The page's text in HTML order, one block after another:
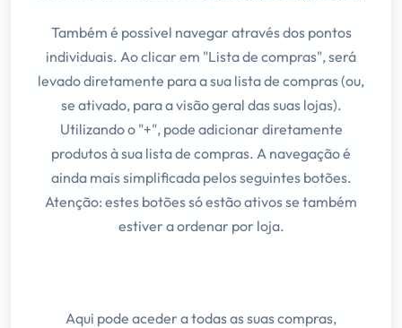
Também é possível navegar através dos pontos
individuais. Ao clicar em "Lista de compras", será
levado diretamente para a sua lista de compras (ou,
se ativado, para a visão geral das suas lojas).
Utilizando o "+", pode adicionar diretamente
produtos à sua lista de compras. A navegação é
ainda mais simplificada pelos seguintes botões.
Atenção: estes botões só estão ativos se também
estiver a ordenar por loja.
Aqui pode aceder a todas as suas compras,